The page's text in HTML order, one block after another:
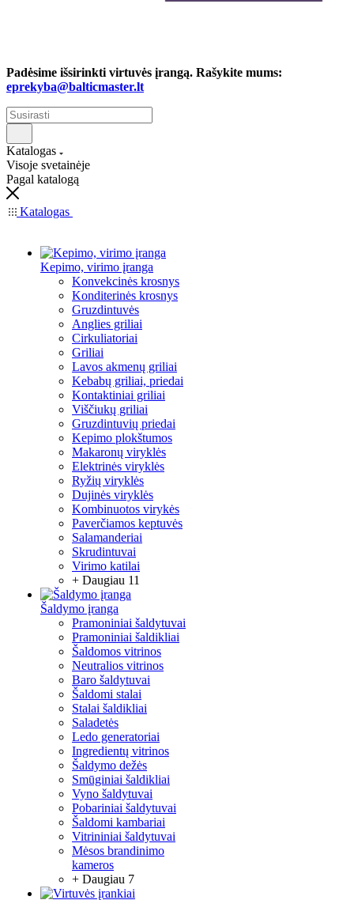
Padėsime išsirinkti virtuvės įrangą. Rašykite mums:
eprekyba@balticmaster.lt
Katalogas
Visoje svetainėje
Pagal katalogą
Katalogas
Kepimo, virimo įranga
Konvekcinės krosnys
Konditerinės krosnys
Gruzdintuvės
Anglies griliai
Cirkuliatoriai
Griliai
Lavos akmenų griliai
Kebabų griliai, priedai
Kontaktiniai griliai
Viščiukų griliai
Gruzdintuvių priedai
Kepimo plokštumos
Makaronų viryklės
Elektrinės viryklės
Ryžių viryklės
Dujinės viryklės
Kombinuotos virykės
Paverčiamos keptuvės
Salamanderiai
Skrudintuvai
Virimo katilai
+ Daugiau 11
Šaldymo įranga
Pramoniniai šaldytuvai
Pramoniniai šaldikliai
Šaldomos vitrinos
Neutralios vitrinos
Baro šaldytuvai
Šaldomi stalai
Stalai šaldikliai
Saladetės
Ledo generatoriai
Ingredientų vitrinos
Šaldymo dežės
Smūginiai šaldikliai
Vyno šaldytuvai
Pobariniai šaldytuvai
Šaldomi kambariai
Vitrininiai šaldytuvai
Mėsos brandinimo
kameros
+ Daugiau 7